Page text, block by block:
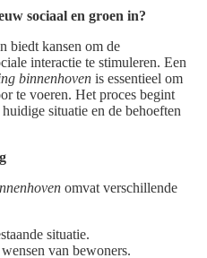
sociaal en groen in?
biedt kansen om de
interactie te stimuleren. Een
binnenhoven is essentieel om
te voeren. Het proces begint
situatie en de behoeften
omvat verschillende
situatie.
van bewoners.